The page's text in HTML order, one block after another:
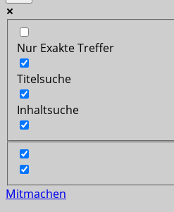
Nur Exakte Treffer
Titelsuche
Inhaltsuche
Mitmachen